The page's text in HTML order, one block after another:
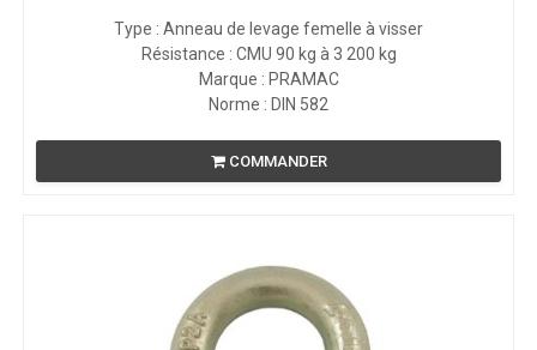
Type : Anneau de levage femelle à visser
Résistance : CMU 90 kg à 3 200 kg
Marque : PRAMAC
Norme : DIN 582
COMMANDER